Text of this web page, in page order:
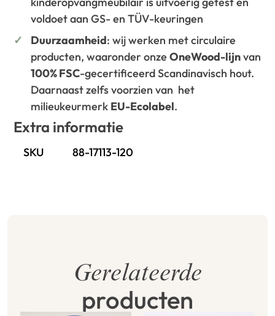
voldoet aan GS- en TÜV-keuringen
Duurzaamheid: wij werken met circulaire
producten, waaronder onzeOneWood-lijnvan
100% FSC-gecertificeerd Scandinavisch hout.
Daarnaast zelfs voorzien van het
milieukeurmerk EU-Ecolabel.
Extra informatie
SKU 88-17113-120
Gerelateerde
producten